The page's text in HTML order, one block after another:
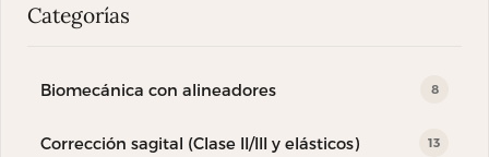
Categorías
Biomecánica con alineadores 8
Corrección sagital (Clase II/III y elásticos) 13